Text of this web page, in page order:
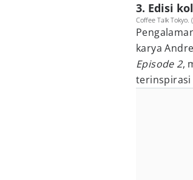
3. Edisi
Coffee Talk
karya
Episode 2,
terinspirasi